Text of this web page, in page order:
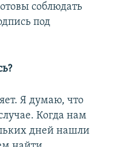
соблюдать
под
Я думаю, что
Когда нам
дней нашли